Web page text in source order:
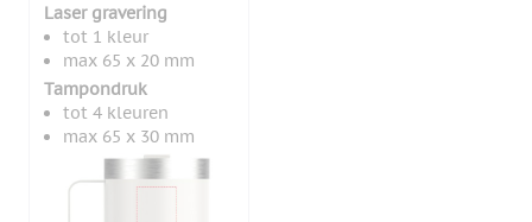
Laser gravering
tot 1 kleur
max 65 x 20 mm
Tampondruk
tot 4 kleuren
max 65 x 30 mm